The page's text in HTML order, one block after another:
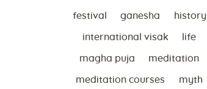
festival ganesha history
international visak life
magha puja meditation
meditation courses myth